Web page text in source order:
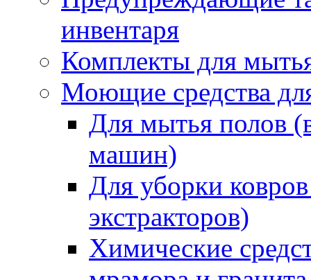
инвентаря
Комплекты для
Моющие средства
Для мытья полов
машин)
Для уборки
экстракторов)
Химические